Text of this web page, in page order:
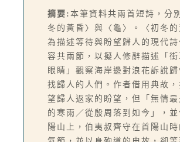
摘要: 本筆資料共兩首短詩，分
冬的黃昏〉與〈龜〉。〈初冬的
為描述等待與盼望歸人的現代詩
容共兩節，以擬人修辭描述「街
眼睛」觀察海岸邊對浪花訴說歸
找歸人的人們。作者借用典故，
望歸人返家的盼望，但「無情最
的寒雨／從殷周落到如今」，並
陽山上，伯夷叔齊守在首陽山時